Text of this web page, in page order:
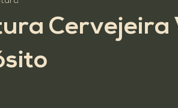
Cervejeira